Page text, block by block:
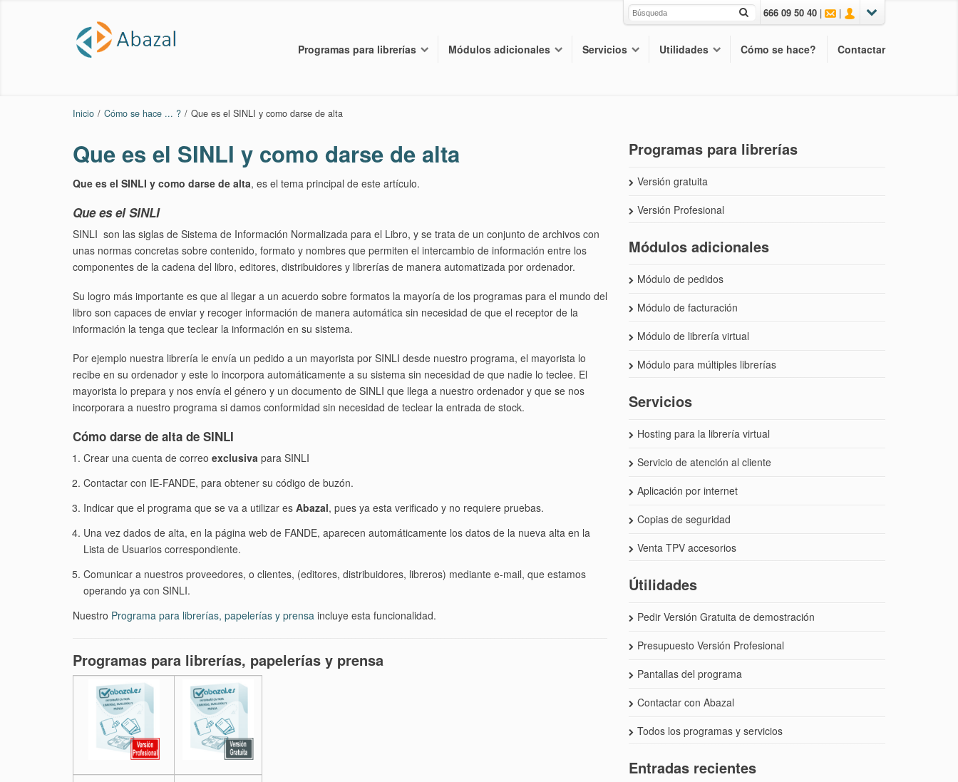
666 09 50 40 | |
Programas para librerías Módulos adicionales Servicios Utilidades Cómo se hace? Contactar
Inicio / Cómo se hace ... ? / Que es el SINLI y como darse de alta
Que es el SINLI y como darse de alta
Que es el SINLI y como darse de alta, es el tema principal de este artículo.
Que es el SINLI
SINLI son las siglas de Sistema de Información Normalizada para el Libro, y se trata de un conjunto de archivos con
unas normas concretas sobre contenido, formato y nombres que permiten el intercambio de información entre los
componentes de la cadena del libro, editores, distribuidores y librerías de manera automatizada por ordenador.
Su logro más importante es que al llegar a un acuerdo sobre formatos la mayoría de los programas para el mundo del
libro son capaces de enviar y recoger información de manera automática sin necesidad de que el receptor de la
información la tenga que teclear la información en su sistema.
Por ejemplo nuestra librería le envía un pedido a un mayorista por SINLI desde nuestro programa, el mayorista lo
recibe en su ordenador y este lo incorpora automáticamente a su sistema sin necesidad de que nadie lo teclee. El
mayorista lo prepara y nos envía el género y un documento de SINLI que llega a nuestro ordenador y que se nos
incorporara a nuestro programa si damos conformidad sin necesidad de teclear la entrada de stock.
Cómo darse de alta de SINLI
Crear una cuenta de correo exclusiva para SINLI
Contactar con IE-FANDE, para obtener su código de buzón.
Indicar que el programa que se va a utilizar es Abazal, pues ya esta verificado y no requiere pruebas.
Una vez dados de alta, en la página web de FANDE, aparecen automáticamente los datos de la nueva alta en la
Lista de Usuarios correspondiente.
Comunicar a nuestros proveedores, o clientes, (editores, distribuidores, libreros) mediante e-mail, que estamos
operando ya con SINLI.
Nuestro Programa para librerías, papelerías y prensa incluye esta funcionalidad.
Programas para librerías, papelerías y prensa
Programas para librerías
Versión gratuita
Versión Profesional
Módulos adicionales
Módulo de pedidos
Módulo de facturación
Módulo de librería virtual
Módulo para múltiples librerías
Servicios
Hosting para la librería virtual
Servicio de atención al cliente
Aplicación por internet
Copias de seguridad
Venta TPV accesorios
Útilidades
Pedir Versión Gratuita de demostración
Presupuesto Versión Profesional
Pantallas del programa
Contactar con Abazal
Todos los programas y servicios
Entradas recientes